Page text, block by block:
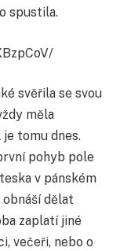
spustila.
svěřila se svou
měla
tomu dnes.
pohyb pole
v pánském
dělat
zaplatí jiné
večeři, nebo o